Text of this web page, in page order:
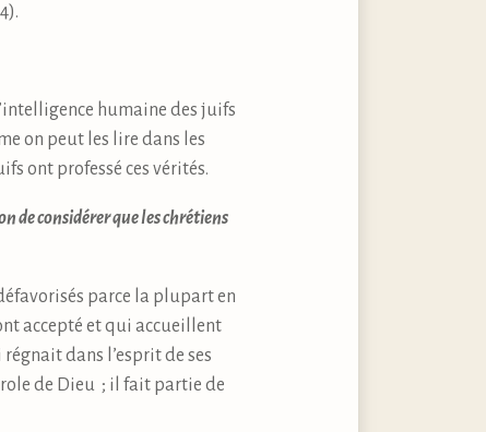
humaine des juifs
on peut les lire dans les
ont professé ces vérités.
de considérer que les chrétiens
parce la plupart en
accepté et qui accueillent
dans l’esprit de ses
de Dieu ; il fait partie de